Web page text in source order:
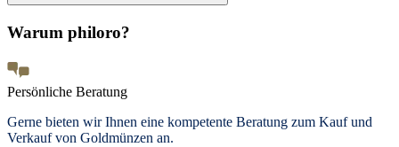
Warum philoro?
Persönliche Beratung
Gerne bieten wir Ihnen eine kompetente Beratung zum Kauf und
Verkauf von Goldmünzen an.